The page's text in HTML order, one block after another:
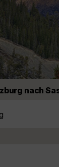
nach